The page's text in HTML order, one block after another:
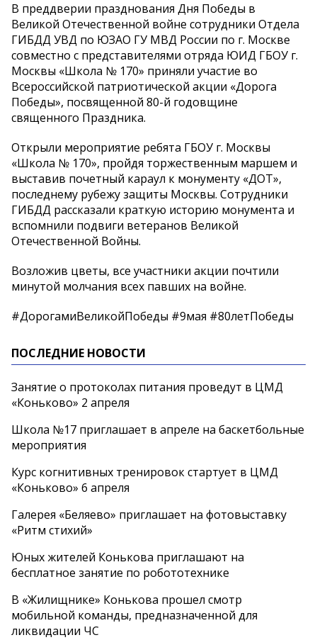
В преддверии празднования Дня Победы в
Великой Отечественной войне сотрудники Отдела
ГИБДД УВД по ЮЗАО ГУ МВД России по г. Москве
совместно с представителями отряда ЮИД ГБОУ г.
Москвы «Школа № 170» приняли участие во
Всероссийской патриотической акции «Дорога
Победы», посвященной 80-й годовщине
священного Праздника.
Открыли мероприятие ребята ГБОУ г. Москвы
«Школа № 170», пройдя торжественным маршем и
выставив почетный караул к монументу «ДОТ»,
последнему рубежу защиты Москвы. Сотрудники
ГИБДД рассказали краткую историю монумента и
вспомнили подвиги ветеранов Великой
Отечественной Войны.
Возложив цветы, все участники акции почтили
минутой молчания всех павших на войне.
#ДорогамиВеликойПобеды #9мая #80летПобеды
ПОСЛЕДНИЕ НОВОСТИ
Занятие о протоколах питания проведут в ЦМД
«Коньково» 2 апреля
Школа №17 приглашает в апреле на баскетбольные
мероприятия
Курс когнитивных тренировок стартует в ЦМД
«Коньково» 6 апреля
Галерея «Беляево» приглашает на фотовыставку
«Ритм стихий»
Юных жителей Конькова приглашают на
бесплатное занятие по робототехнике
В «Жилищнике» Конькова прошел смотр
мобильной команды, предназначенной для
ликвидации ЧС